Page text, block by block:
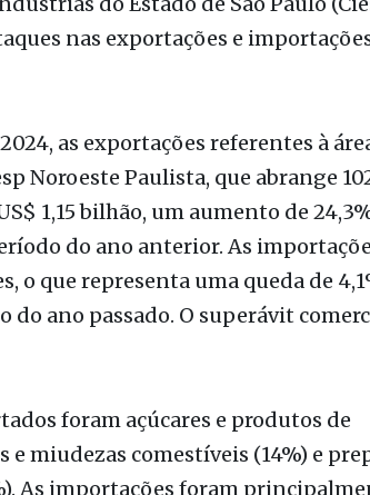
do Estado de São Paulo
nas exportações e importações
as exportações referentes à
Noroeste Paulista, que abrange
1,15 bilhão, um aumento de 24,3%
o que representa uma queda de
do ano passado. O superávit